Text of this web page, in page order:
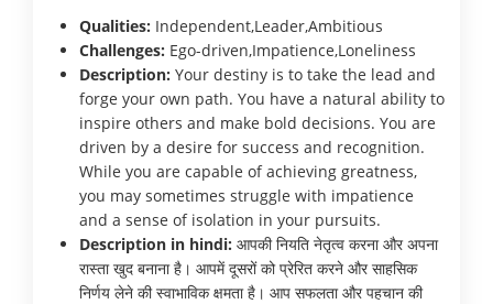
Qualities: Independent,Leader,Ambitious
Challenges: Ego-driven,Impatience,Loneliness
Description: Your destiny is to take the lead and
forge your own path. You have a natural ability to
inspire others and make bold decisions. You are
driven by a desire for success and recognition.
While you are capable of achieving greatness,
you may sometimes struggle with impatience
and a sense of isolation in your pursuits.
Description in hindi: आपकी नियति नेतृत्व करना और अपना
रास्ता खुद बनाना है। आपमें दूसरों को प्रेरित करने और साहसिक
निर्णय लेने की स्वाभाविक क्षमता है। आप सफलता और पहचान की